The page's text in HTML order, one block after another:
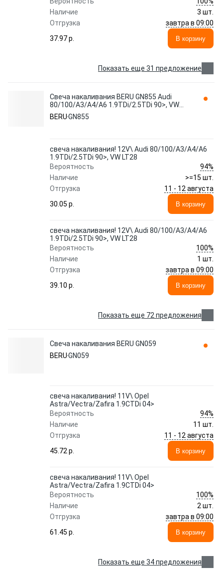
Наличие
3 шт.
Отгрузка
завтра в 09:00
37.97 p.
В корзину
Показать еще 31 предложение
Свеча накаливания BERU GN855 Audi
80/100/A3/A4/A6 1.9TDi/2.5TDi 90>, VW
LT28
BERUGN855
свеча накаливания! 12V\ Audi 80/100/A3/A4/A6
1.9TDi/2.5TDi 90>, VW LT28
Вероятность
94%
Наличие
>=15 шт.
Отгрузка
11 - 12 августа
30.05 p.
В корзину
свеча накаливания! 12V\ Audi 80/100/A3/A4/A6
1.9TDi/2.5TDi 90>, VW LT28
Вероятность
100%
Наличие
1 шт.
Отгрузка
завтра в 09:00
39.10 p.
В корзину
Показать еще 72 предложения
Свеча накаливания BERU GN059
BERUGN059
свеча накаливания! 11V\ Opel
Astra/Vectra/Zafira 1.9CTDi 04>
Вероятность
94%
Наличие
11 шт.
Отгрузка
11 - 12 августа
45.72 p.
В корзину
свеча накаливания! 11V\ Opel
Astra/Vectra/Zafira 1.9CTDi 04>
Вероятность
100%
Наличие
2 шт.
Отгрузка
завтра в 09:00
61.45 p.
В корзину
Показать еще 34 предложения